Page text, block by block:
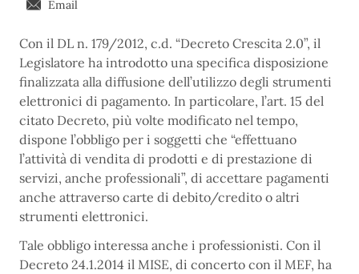
Email
Con il DL n. 179/2012, c.d. “Decreto Crescita 2.0”, il
Legislatore ha introdotto una specifica disposizione
finalizzata alla diffusione dell’utilizzo degli strumenti
elettronici di pagamento. In particolare, l’art. 15 del
citato Decreto, più volte modificato nel tempo,
dispone l’obbligo per i soggetti che “effettuano
l’attività di vendita di prodotti e di prestazione di
servizi, anche professionali”, di accettare pagamenti
anche attraverso carte di debito/credito o altri
strumenti elettronici.
Tale obbligo interessa anche i professionisti. Con il
Decreto 24.1.2014 il MISE, di concerto con il MEF, ha